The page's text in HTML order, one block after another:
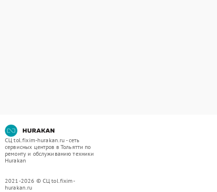
СЦ tol.fixim-hurakan.ru - сеть
сервисных центров в Тольятти по
ремонту и обслуживанию техники
Hurakan
2021-2026 © СЦ tol.fixim-
hurakan.ru